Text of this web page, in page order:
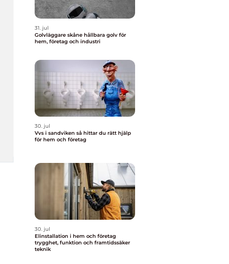
31. jul
Golvläggare skåne hållbara golv för
hem, företag och industri
30. jul
Vvs i sandviken så hittar du rätt hjälp
för hem och företag
30. jul
Elinstallation i hem och företag
trygghet, funktion och framtidssäker
teknik